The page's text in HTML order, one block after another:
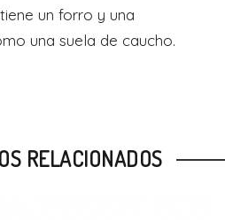
un forro y una
una suela de caucho.
RELACIONADOS